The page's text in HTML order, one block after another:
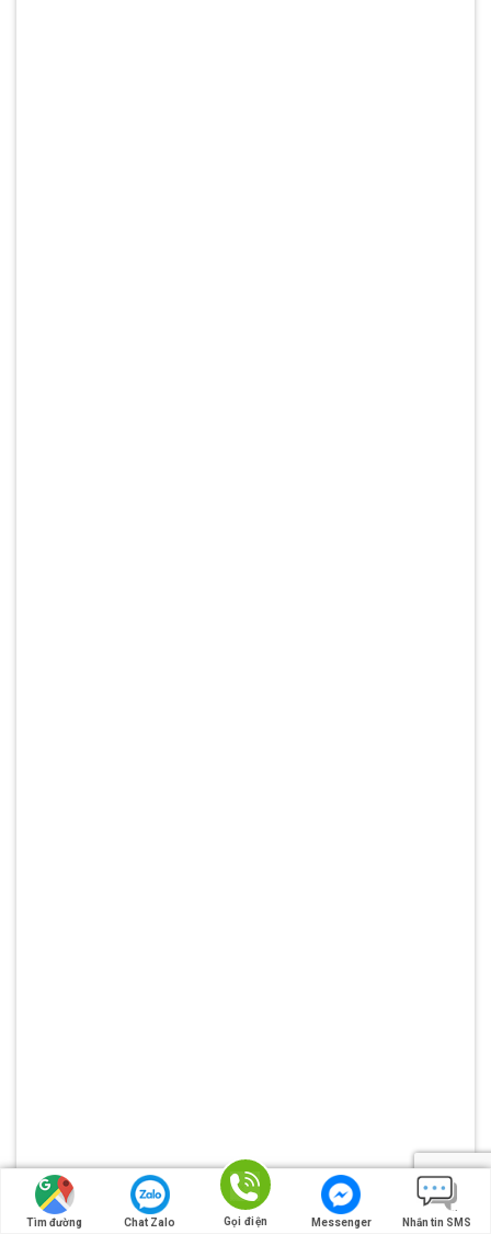
Tìm đường Chat Zalo Gọi điện Messenger Nhắn tin SMS